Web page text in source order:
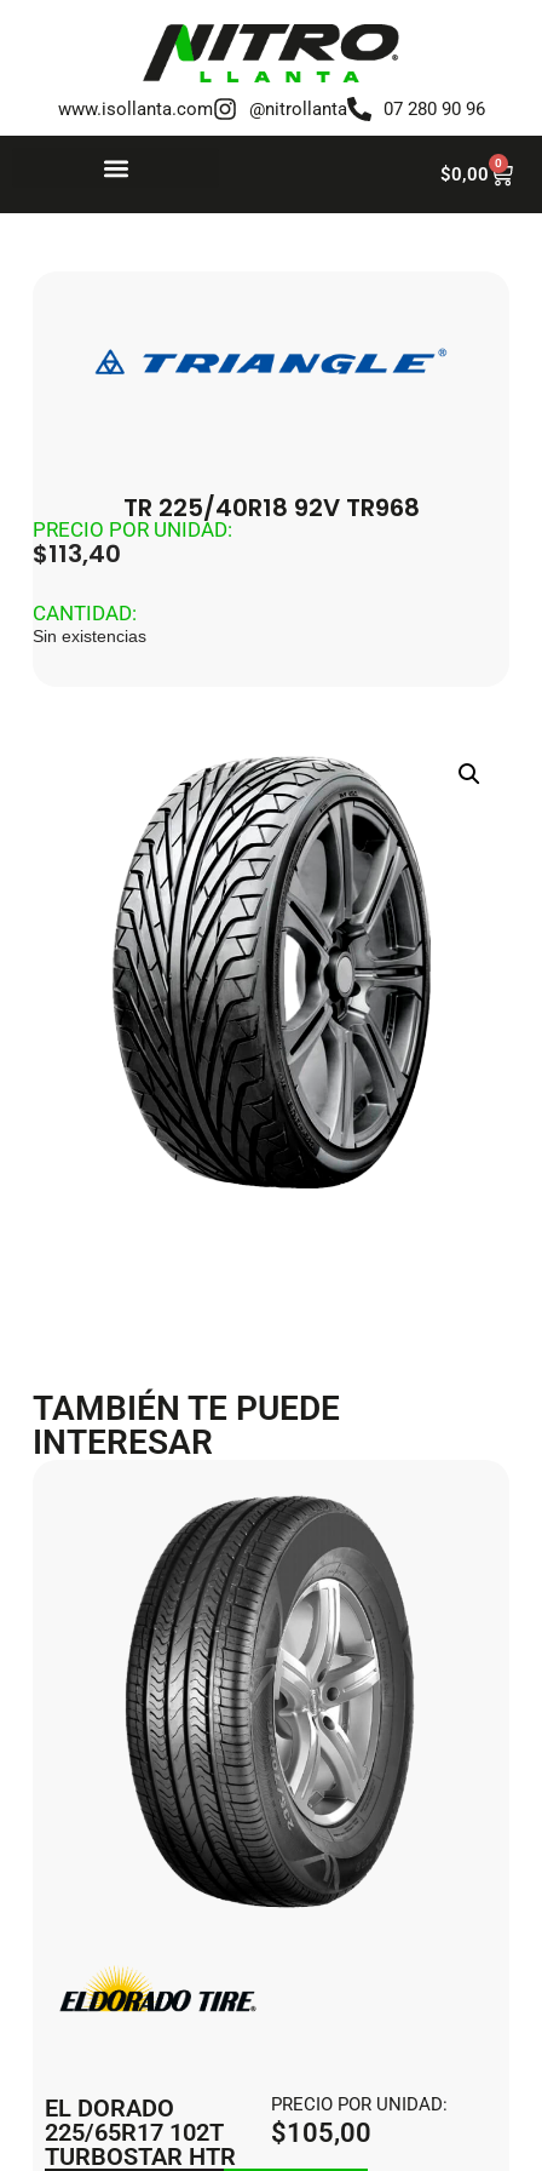
www.isollanta.com @nitrollanta 07 280 90 96
$0,00 0
TR 225/40R18 92V TR968
PRECIO POR UNIDAD:
$113,40
CANTIDAD:
Sin existencias
TAMBIÉN TE PUEDE
INTERESAR
EL DORADO
225/65R17 102T
TURBOSTAR HTR
PRECIO POR UNIDAD:
$105,00